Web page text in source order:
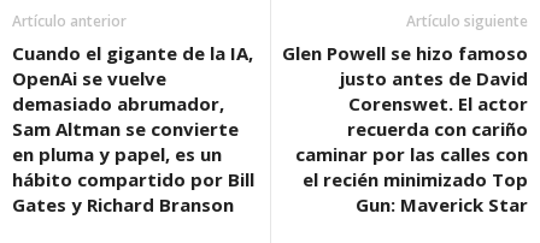
Artículo anterior
Cuando el gigante de la IA,
OpenAi se vuelve
demasiado abrumador,
Sam Altman se convierte
en pluma y papel, es un
hábito compartido por Bill
Gates y Richard Branson
Artículo siguiente
Glen Powell se hizo famoso
justo antes de David
Corenswet. El actor
recuerda con cariño
caminar por las calles con
el recién minimizado Top
Gun: Maverick Star